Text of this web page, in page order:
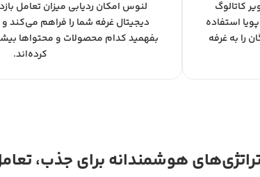
کاتالوگ
استفاده
را به غرفه
لنوس امکان ردیابی میزان تعامل
دیجیتال غرفه شما را فراهم می‌کند
بفهمید کدام محصولات و محتواها
کرده‌اند.
هوشمندانه برای جذب،